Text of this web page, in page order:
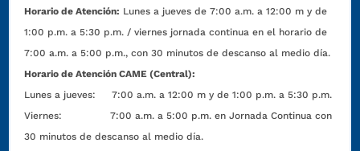
Horario de Atención: Lunes a jueves de 7:00 a.m. a 12:00 m y de
1:00 p.m. a 5:30 p.m. / viernes jornada continua en el horario de
7:00 a.m. a 5:00 p.m., con 30 minutos de descanso al medio día.
Horario de Atención CAME (Central):
Lunes a jueves: 7:00 a.m. a 12:00 m y de 1:00 p.m. a 5:30 p.m.
Viernes: 7:00 a.m. a 5:00 p.m. en Jornada Continua con
30 minutos de descanso al medio día.